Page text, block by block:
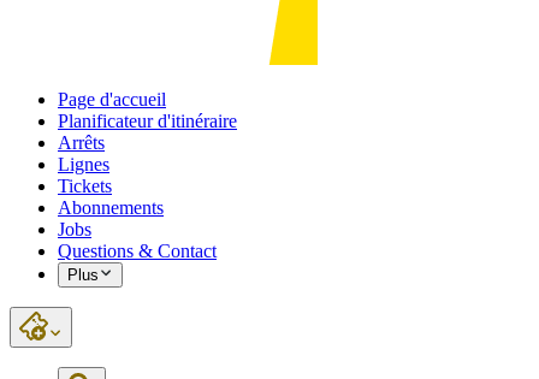
Page d'accueil
Planificateur d'itinéraire
Arrêts
Lignes
Tickets
Abonnements
Jobs
Questions & Contact
Plus